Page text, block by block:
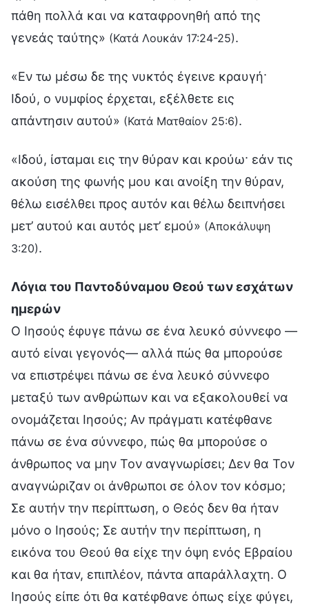
πάθη πολλά και να καταφρονηθή από της
γενεάς ταύτης» (Κατά Λουκάν 17:24-25).
«Εν τω μέσω δε της νυκτός έγεινε κραυγή·
Ιδού, ο νυμφίος έρχεται, εξέλθετε εις
απάντησιν αυτού» (Κατά Ματθαίον 25:6).
«Ιδού, ίσταμαι εις την θύραν και κρούω· εάν τις
ακούση της φωνής μου και ανοίξη την θύραν,
θέλω εισέλθει προς αυτόν και θέλω δειπνήσει
μετ’ αυτού και αυτός μετ’ εμού» (Αποκάλυψη
3:20).
Λόγια του Παντοδύναμου Θεού των εσχάτων
ημερών
Ο Ιησούς έφυγε πάνω σε ένα λευκό σύννεφο —
αυτό είναι γεγονός— αλλά πώς θα μπορούσε
να επιστρέψει πάνω σε ένα λευκό σύννεφο
μεταξύ των ανθρώπων και να εξακολουθεί να
ονομάζεται Ιησούς; Αν πράγματι κατέφθανε
πάνω σε ένα σύννεφο, πώς θα μπορούσε ο
άνθρωπος να μην Τον αναγνωρίσει; Δεν θα Τον
αναγνώριζαν οι άνθρωποι σε όλον τον κόσμο;
Σε αυτήν την περίπτωση, ο Θεός δεν θα ήταν
μόνο ο Ιησούς; Σε αυτήν την περίπτωση, η
εικόνα του Θεού θα είχε την όψη ενός Εβραίου
και θα ήταν, επιπλέον, πάντα απαράλλαχτη. Ο
Ιησούς είπε ότι θα κατέφθανε όπως είχε φύγει,